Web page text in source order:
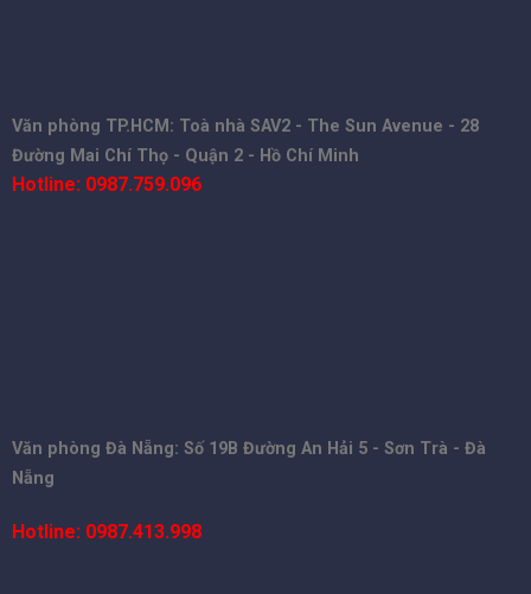
Văn phòng TP.HCM: Toà nhà SAV2 - The Sun Avenue - 28
Đường Mai Chí Thọ - Quận 2 - Hồ Chí Minh
Hotline: 0987.759.096
Văn phòng Đà Nẵng: Số 19B Đường An Hải 5 - Sơn Trà - Đà
Nẵng
Hotline: 0987.413.998